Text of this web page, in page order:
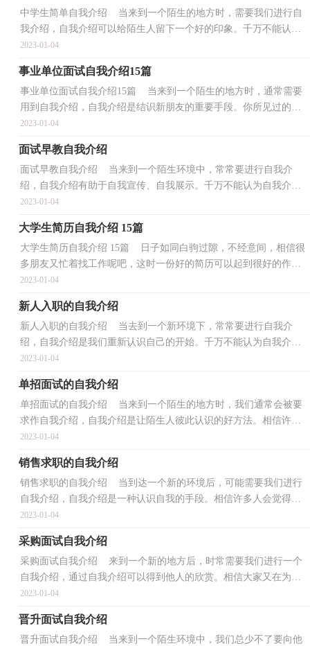
中学生简单自我介绍 当来到一个陌生的地方时，需要我们进行自
我介绍，自我介绍可以给陌生人留下一个好的印象。千万不能认为
自我介绍随便应付就可以，以下是小编帮大家整理的中...
2023-01-04
事业单位面试自我介绍15篇
事业单位面试自我介绍15篇 当来到一个陌生的地方时，通常需要
用到自我介绍，自我介绍是结识新朋友的重要手段。你所见过的自
我介绍是什么样的呢？下面是小编帮大家整理的事业单...
2023-01-04
面试早教自我介绍
面试早教自我介绍 当来到一个陌生环境中，常常要进行自我介
绍，自我介绍有助于自我宣传、自我展示。千万不能认为自我介绍
随便应付就可以，以下是小编精心整理的面试早教自我介...
2023-01-04
大学生简历自我介绍 15篇
大学生简历自我介绍 15篇 日子如同白驹过隙，不经意间，相信很
多朋友又忙着找工作呢吧，这时一份好的简历可以起到很好的作用
哦。一定要好好重视简历喔！以下是小编为大家整理的...
2023-01-04
新人入职的自我介绍
新人入职的自我介绍 当去到一个新环境下，常常要进行自我介
绍，自我介绍是我们重新认识自己的开始。千万不能认为自我介绍
随便应付就可以，以下是小编精心整理的新人入职的自我...
2023-01-04
单招面试的自我介绍
单招面试的自我介绍 当来到一个陌生的地方时，我们通常会被要
求作自我介绍，自我介绍是让陌生人彼此认识的好方法。相信许多
人会觉得自我介绍很难写吧，下面是小编为大家整理的...
2023-01-04
销售求职的自我介绍
销售求职的自我介绍 当到达一个新的环境后，可能需要我们进行
自我介绍，自我介绍是一种认识自我的手段。相信许多人会觉得自
我介绍很难写吧，下面是小编精心整理的销售求职的自...
2023-01-04
采购面试自我介绍
采购面试自我介绍 来到一个新的地方后，时常需要我们进行一个
自我介绍，通过自我介绍可以得到他人的欣赏。相信大家又在为写
自我介绍犯愁了吧！以下是小编精心整理的采购面试自...
2023-01-04
晋升面试自我介绍
晋升面试自我介绍 当来到一个陌生环境中，我们总少不了要向他